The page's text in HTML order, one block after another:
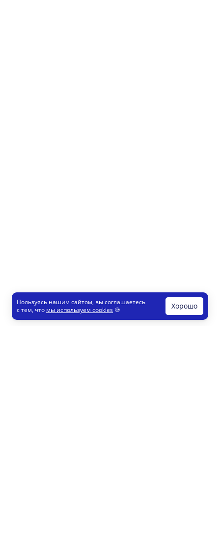
Пользуясь нашим сайтом, вы соглашаетесь
с тем, что мы используем cookies 🍪 Хорошо